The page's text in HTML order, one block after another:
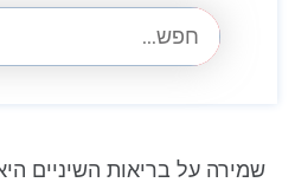
שמירה על בריאות השיניים